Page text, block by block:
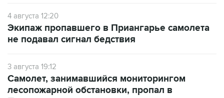
не подавал сигнал бедствия
3 августа 19:12
лесопожарной обстановки, пропал в
Приангарье